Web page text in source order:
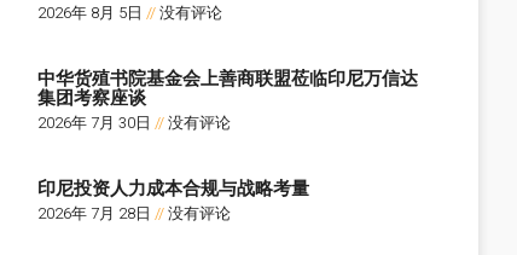
2026年 8月 5日 没有评论
中华货殖书院基金会上善商联盟莅临印尼万信达
集团考察座谈
2026年 7月 30日 没有评论
印尼投资人力成本合规与战略考量
2026年 7月 28日 没有评论